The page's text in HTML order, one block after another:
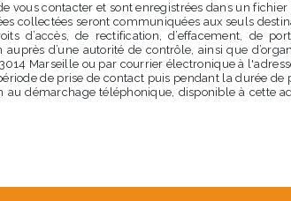
vous contacter et sont enregistrées dans un
collectées seront communiquées aux seuls
d’accès, de rectification, d’effacement, de
d’une autorité de contrôle, ainsi que
Marseille ou par courrier électronique à
de prise de contact puis pendant la durée
démarchage téléphonique, disponible à cette